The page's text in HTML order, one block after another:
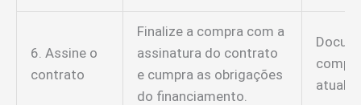
6. Assine o
contrato
Finalize a compra com a
assinatura do contrato
e cumpra as obrigações
do financiamento.